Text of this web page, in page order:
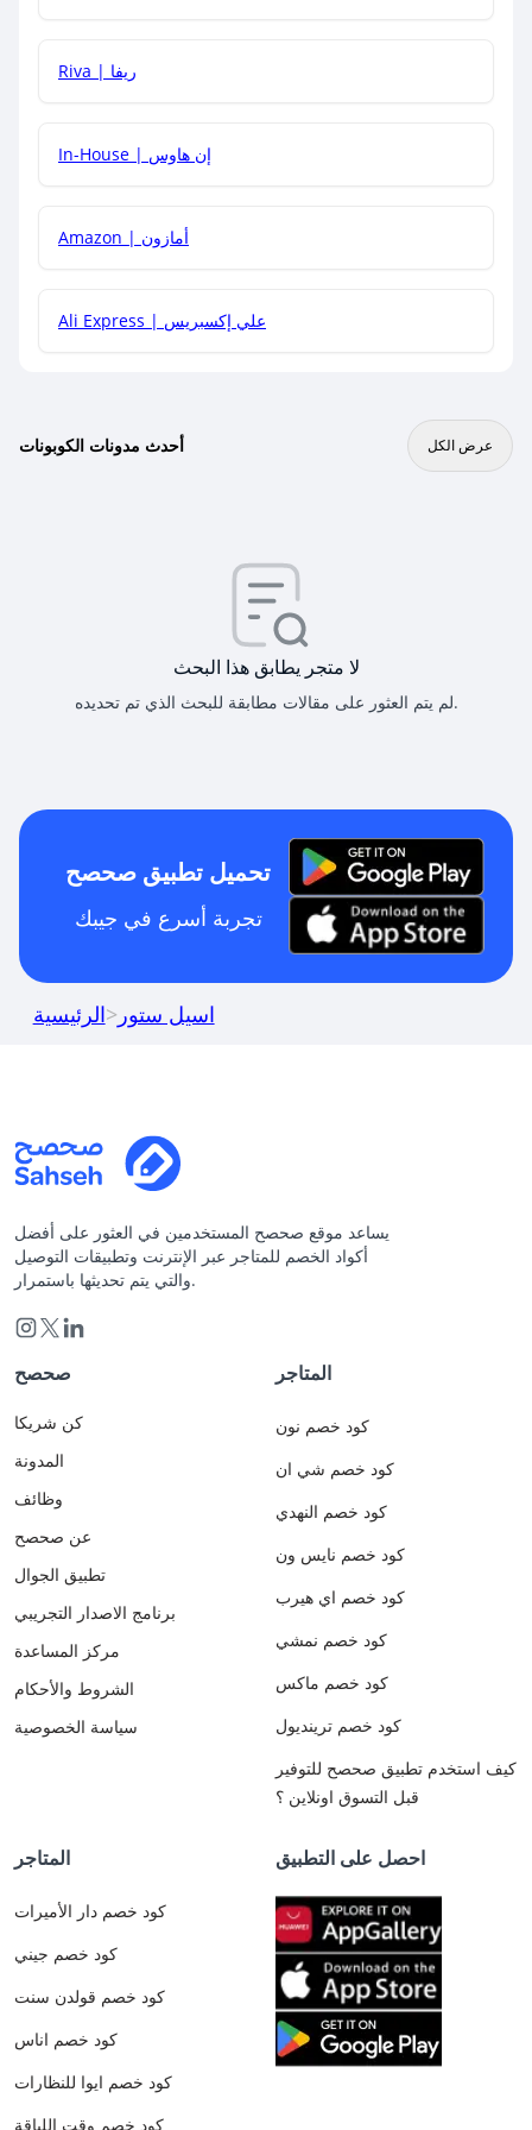
هل يمكنني جمع كود خصم مع العروض الأخرى؟
Riva | ريفا
In-House | إن هاوس
Amazon | أمازون
Ali Express | علي إكسبريس
أحدث مدونات الكوبونات عرض الكل
لا متجر يطابق هذا البحث
لم يتم العثور على مقالات مطابقة للبحث الذي تم تحديده.
تحميل تطبيق صحصح
تجربة أسرع في جيبك
الرئيسية> اسيل ستور
يساعد موقع صحصح المستخدمين في العثور على أفضل
أكواد الخصم للمتاجر عبر الإنترنت وتطبيقات التوصيل
والتي يتم تحديثها باستمرار.
صحصح
كن شريكا
المدونة
وظائف
عن صحصح
تطبيق الجوال
برنامج الاصدار التجريبي
مركز المساعدة
الشروط والأحكام
سياسة الخصوصية
المتاجر
كود خصم نون
كود خصم شي ان
كود خصم النهدي
كود خصم نايس ون
كود خصم اي هيرب
كود خصم نمشي
كود خصم ماكس
كود خصم ترينديول
كيف استخدم تطبيق صحصح للتوفير
قبل التسوق اونلاين ؟
المتاجر
كود خصم دار الأميرات
كود خصم جيني
كود خصم قولدن سنت
كود خصم اناس
كود خصم ايوا للنظارات
كود خصم وقت اللياقة
احصل على التطبيق